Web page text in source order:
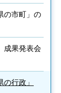
の市町」の
成果発表会
行政」